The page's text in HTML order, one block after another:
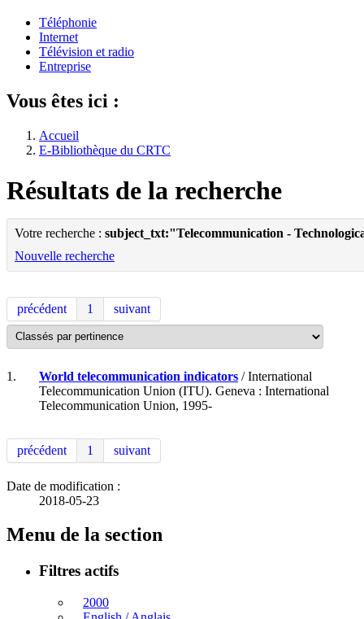
Téléphonie
Internet
Télévision et radio
Entreprise
Vous êtes ici :
Accueil
E-Bibliothèque du CRTC
Résultats de la recherche
Votre recherche : subject_txt:"Telecommunication -
Nouvelle recherche
précédent 1 suivant
1. World telecommunication indicators / International
Telecommunication Union (ITU). Geneva : International
Telecommunication Union, 1995-
précédent 1 suivant
Date de modification :
2018-05-23
Menu de la section
Filtres actifs
2000